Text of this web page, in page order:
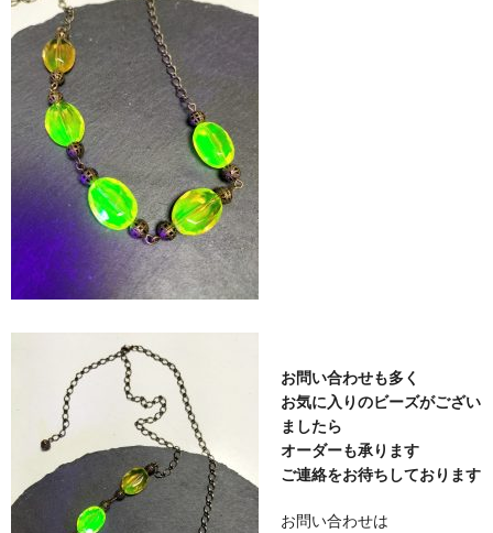
お問い合わせも多く
お気に入りのビーズがござい
ましたら
オーダーも承ります
ご連絡をお待ちしております
お問い合わせは